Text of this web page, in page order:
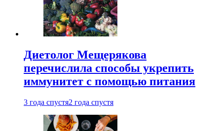
Диетолог Мещерякова
перечислила способы укрепить
иммунитет с помощью питания
3 года спустя2 года спустя